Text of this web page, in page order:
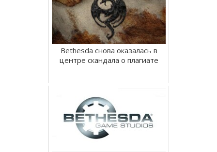
Bethesda снова оказалась в
центре скандала о плагиате